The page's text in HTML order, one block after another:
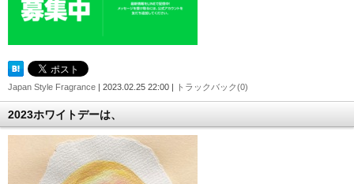
Japan Style Fragrance | 2023.02.25 22:00 | トラックバック(0)
2023ホワイトデーは、